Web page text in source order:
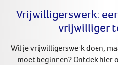
Vrijwilligerswerk:
vrijwilliger
Wil je vrijwilligerswerk doen,
moet beginnen? Ontdek hier